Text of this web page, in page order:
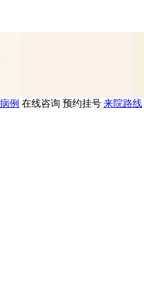
例 在线咨询 预约挂号 来院路线